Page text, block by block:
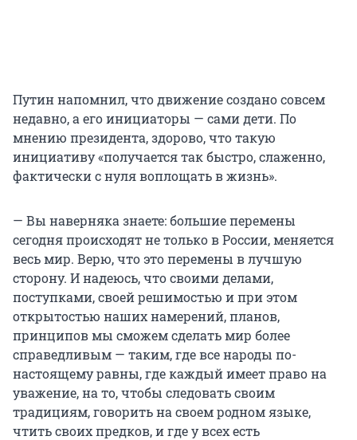
Путин напомнил, что движение создано совсем
недавно, а его инициаторы — сами дети. По
мнению президента, здорово, что такую
инициативу «получается так быстро, слаженно,
фактически с нуля воплощать в жизнь».
— Вы наверняка знаете: большие перемены
сегодня происходят не только в России, меняется
весь мир. Верю, что это перемены в лучшую
сторону. И надеюсь, что своими делами,
поступками, своей решимостью и при этом
открытостью наших намерений, планов,
принципов мы сможем сделать мир более
справедливым — таким, где все народы по-
настоящему равны, где каждый имеет право на
уважение, на то, чтобы следовать своим
традициям, говорить на своем родном языке,
чтить своих предков, и где у всех есть